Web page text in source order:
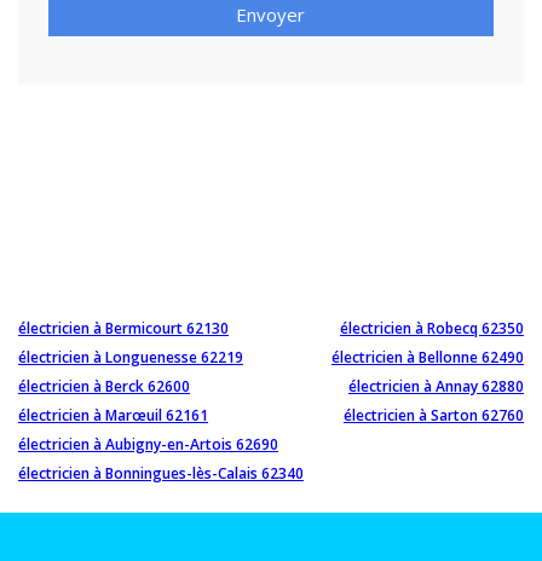
Envoyer
électricien à Bermicourt 62130
électricien à Robecq 62350
électricien à Longuenesse 62219
électricien à Bellonne 62490
électricien à Berck 62600
électricien à Annay 62880
électricien à Marœuil 62161
électricien à Sarton 62760
électricien à Aubigny-en-Artois 62690
électricien à Bonningues-lès-Calais 62340